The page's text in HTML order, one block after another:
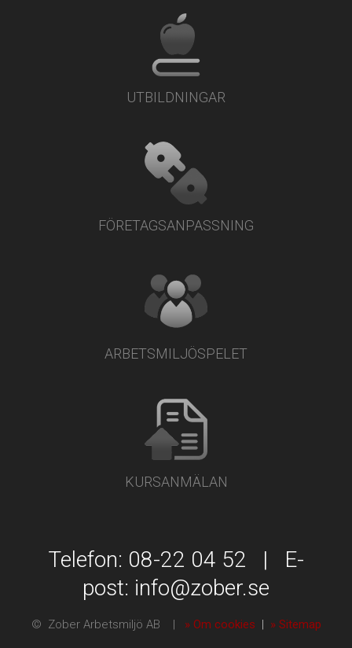
UTBILDNINGAR
FÖRETAGSANPASSNING
ARBETSMILJÖSPELET
KURSANMÄLAN
Telefon: 08-22 04 52 | E-
post: info@zober.se
© Zober Arbetsmiljö AB | » Om cookies | » Sitemap